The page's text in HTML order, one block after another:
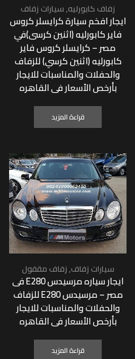
زفاف كابورليه,سيارات زفاف
ايجار افخم سيارة كرايسلر كروس
فاير كابورليه (اثنين كرسى)في
مصر – كرايسلر كروس فاير
كابورليه (اثنين كرسي) للزفاف
والحفلات والمناسبات للايجار
بأرخص الأسعار فى القاهره
قراءة المزيد
سيارات زفاف,زفاف مقفول
ايجار سياره مرسيدس E280 فى
مصر – مرسيدس E280 للزفاف
والحفلات والمناسبات للايجار
بأرخص الأسعار فى القاهره
قراءة المزيد